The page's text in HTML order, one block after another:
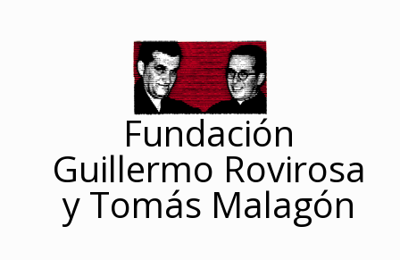
Fundación
Guillermo Rovirosa
y Tomás Malagón